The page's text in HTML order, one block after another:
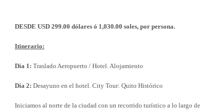
DESDE USD 299.00 dólares ó 1,030.00 soles, por persona.
Itinerario:
Día 1: Traslado Aeropuerto / Hotel. Alojamiento
Día 2: Desayuno en el hotel. City Tour: Quito Histórico
Iniciamos al norte de la ciudad con un recorrido turístico a lo largo de